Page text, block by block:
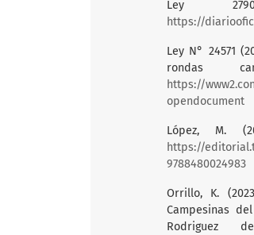
Ley
https://
Ley N° 24571
rondas
https://
opendocument
López, M.
https://
9788480024983
Orrillo, K.
Campesinas
Rodriguez